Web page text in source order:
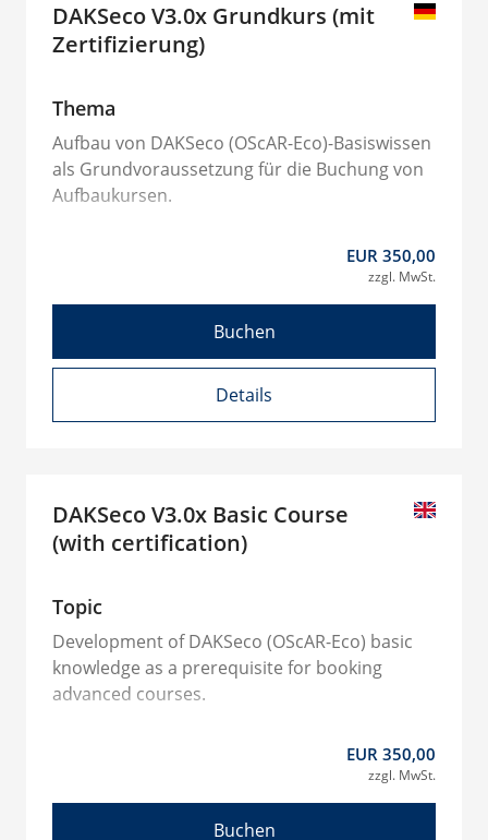
DAKSeco V3.0x Grundkurs (mit
Zertifizierung)
Thema
Aufbau von DAKSeco (OScAR-Eco)-Basiswissen
als Grundvoraussetzung für die Buchung von
Aufbaukursen.
EUR 350,00
zzgl. MwSt.
Details
Buchen
DAKSeco V3.0x Basic Course
(with certification)
Topic
Development of DAKSeco (OScAR-Eco) basic
knowledge as a prerequisite for booking
advanced courses.
EUR 350,00
zzgl. MwSt.
Buchen